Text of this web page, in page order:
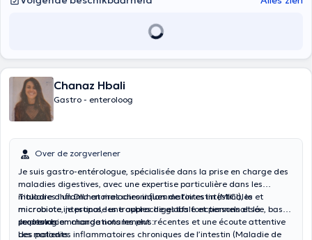
Chanaz Hbali
Gastro - enteroloog
Over de zorgverlener
Je suis gastro-entérologue, spécialisée dans la prise en charge des
maladies digestives, avec une expertise particulière dans les
maladies inflammatoires chroniques de l’intestin (MICI), le
microbiote intestinal, les troubles digestifs fonctionnels et la
proctologie.
Titulaire d’un DIU en maladies inflammatoires intestinales et
microbiote, je propose une approche globale et personnalisée, basée
sur les recommandations les plus récentes et une écoute attentive
des patients.
Je prends en charge notamment :
Les maladies inflammatoires chroniques de l’intestin (Maladie de